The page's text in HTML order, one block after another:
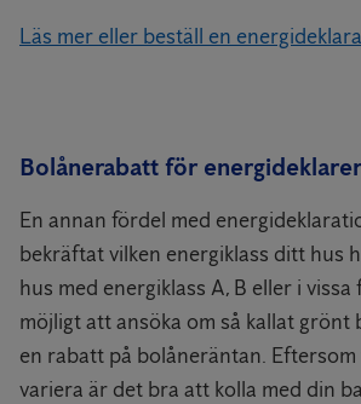
Läs mer eller beställ en
Bolånerabatt för
En annan fördel med
bekräftat vilken energiklass ditt hus
hus med energiklass A, B eller i vissa
möjligt att ansöka om så kallat grönt
en rabatt på bolåneräntan. Eftersom
variera är det bra att kolla med din